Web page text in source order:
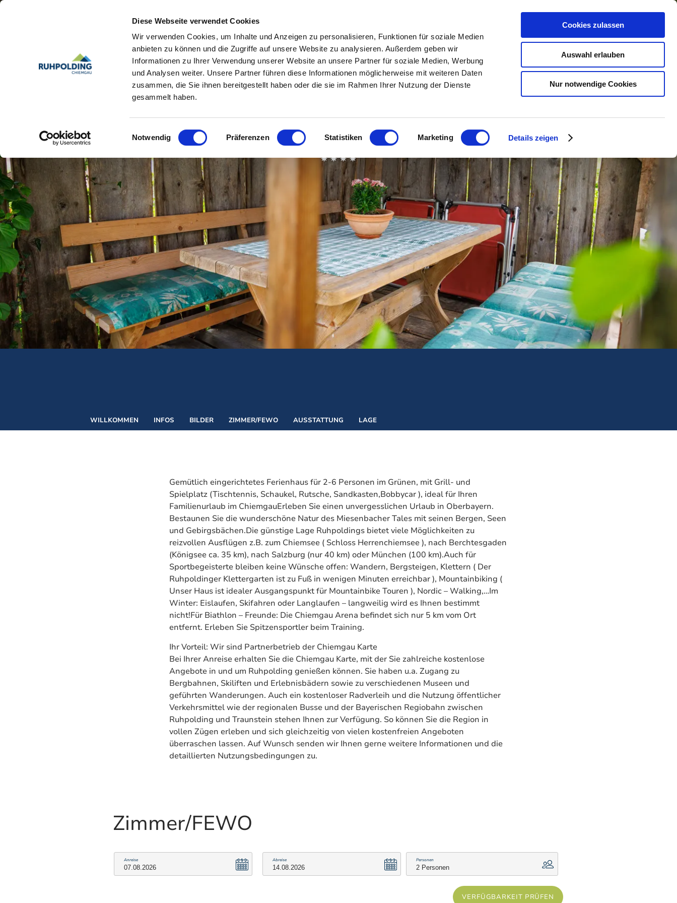
Diese Webseite verwendet Cookies
Wir verwenden Cookies, um Inhalte und Anzeigen zu personalisieren, Funktionen für soziale Medien
anbieten zu können und die Zugriffe auf unsere Website zu analysieren. Außerdem geben wir
Informationen zu Ihrer Verwendung unserer Website an unsere Partner für soziale Medien, Werbung
und Analysen weiter. Unsere Partner führen diese Informationen möglicherweise mit weiteren Daten
zusammen, die Sie ihnen bereitgestellt haben oder die sie im Rahmen Ihrer Nutzung der Dienste
gesammelt haben.
Einwilligungsauswahl
Notwendig Präferenzen Statistiken Marketing Details zeigen
Cookies zulassen
Auswahl erlauben
Nur notwendige Cookies
In & um Ruhpolding
Freizeiteinrichtungen
Museen & Sinnstifterorte
Ausflugsziele in der
Luftkurort Ruhpolding
O'Kema Magazin
Aktivitäten
Wandern
Bergbahnen
Almen
Sommerfreuden
Winterfreuden
Wenn’s mal regnet
Veranstaltungen
Veranstaltungskalender
Jahreshighlights
Traditionsveranstaltungen
Für Familien
Zweites Ruhpoldinger Dirndl
Fliang
Route66 & ADAC Classic Area
Naturkraft Experience 2026
Biathlon Weltcup
Urlaub buchen
Unterkunftsuche
Urlaub mit Hund
Gruppenreisen
Barrierefrei reisen
Service
Öffnungszeiten
Kurbeitrag & Co.
Chiemgau Karte
Wetter
Webcams
Prospekte
Barrierefrei
reisen
Team
Stellenangebote
Rathaus
Ruhpolding
Ferienhaus Hallweger inkl. Chiemgaukarte
WILLKOMMEN INFOS BILDER ZIMMER/FEWO AUSSTATTUNG LAGE
Gemütlich eingerichtetes Ferienhaus für 2-6 Personen im Grünen, mit Grill- und
Spielplatz (Tischtennis, Schaukel, Rutsche, Sandkasten,Bobbycar ), ideal für Ihren
Familienurlaub im ChiemgauErleben Sie einen unvergesslichen Urlaub in Oberbayern.
Bestaunen Sie die wunderschöne Natur des Miesenbacher Tales mit seinen Bergen, Seen
und Gebirgsbächen.Die günstige Lage Ruhpoldings bietet viele Möglichkeiten zu
reizvollen Ausflügen z.B. zum Chiemsee ( Schloss Herrenchiemsee ), nach Berchtesgaden
(Königsee ca. 35 km), nach Salzburg (nur 40 km) oder München (100 km).Auch für
Sportbegeisterte bleiben keine Wünsche offen: Wandern, Bergsteigen, Klettern ( Der
Ruhpoldinger Klettergarten ist zu Fuß in wenigen Minuten erreichbar ), Mountainbiking (
Unser Haus ist idealer Ausgangspunkt für Mountainbike Touren ), Nordic – Walking,…Im
Winter: Eislaufen, Skifahren oder Langlaufen – langweilig wird es Ihnen bestimmt
nicht!Für Biathlon – Freunde: Die Chiemgau Arena befindet sich nur 5 km vom Ort
entfernt. Erleben Sie Spitzensportler beim Training.
Ihr Vorteil: Wir sind Partnerbetrieb der Chiemgau Karte
Bei Ihrer Anreise erhalten Sie die Chiemgau Karte, mit der Sie zahlreiche kostenlose
Angebote in und um Ruhpolding genießen können. Sie haben u.a. Zugang zu
Bergbahnen, Skiliften und Erlebnisbädern sowie zu verschiedenen Museen und
geführten Wanderungen. Auch ein kostenloser Radverleih und die Nutzung öffentlicher
Verkehrsmittel wie der regionalen Busse und der Bayerischen Regiobahn zwischen
Ruhpolding und Traunstein stehen Ihnen zur Verfügung. So können Sie die Region in
vollen Zügen erleben und sich gleichzeitig von vielen kostenfreien Angeboten
überraschen lassen. Auf Wunsch senden wir Ihnen gerne weitere Informationen und die
detaillierten Nutzungsbedingungen zu.
Zimmer/FEWO
Anreise Abreise Personen
VERFÜGBARKEIT PRÜFEN